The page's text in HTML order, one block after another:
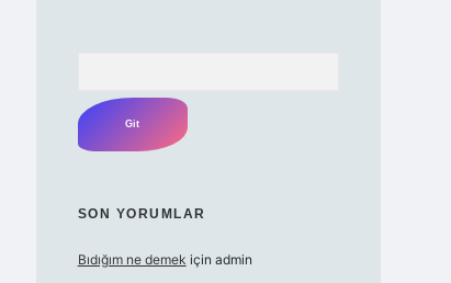
SON YORUMLAR
Bıdığım ne demek için admin